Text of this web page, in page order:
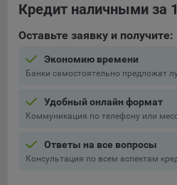
Кредит наличными за
Оставьте заявку и получите:
Экономию времени
Банки самостоятельно предложат
Удобный онлайн формат
Коммуникация по телефону или
Ответы на все вопросы
Консультация по всем аспектам